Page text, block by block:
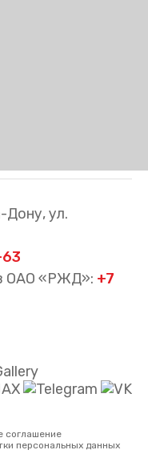
Дону, ул.
ОАО «РЖД»: +7
соглашение
персональных данных